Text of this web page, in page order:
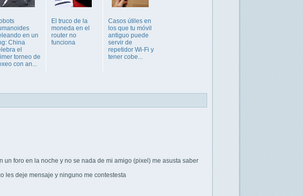
en un
China
el
torneo de
con an...
El truco de la
moneda en el
router no
funciona
Casos útiles en
los que tu móvil
antiguo puede
servir de
repetidor Wi-Fi y
tener cobe...
foro en la noche y no se nada de mi amigo (pixel) me asusta saber
les deje mensaje y ninguno me contestesta